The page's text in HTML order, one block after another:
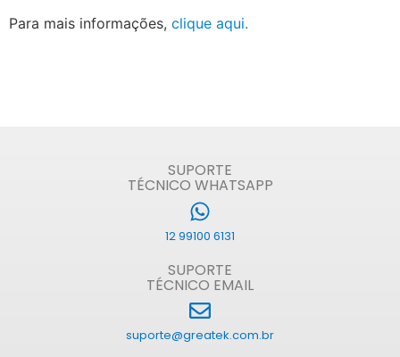
Para mais informações, clique aqui.
SUPORTE
TÉCNICO WHATSAPP
12 99100 6131
SUPORTE
TÉCNICO EMAIL
suporte@greatek.com.br